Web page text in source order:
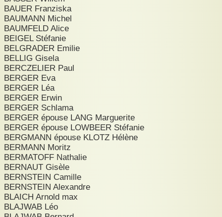
BAUER Franziska
BAUMANN Michel
BAUMFELD Alice
BEIGEL Stéfanie
BELGRADER Emilie
BELLIG Gisela
BERCZELIER Paul
BERGER Eva
BERGER Léa
BERGER Erwin
BERGER Schlama
BERGER épouse LANG Marguerite
BERGER épouse LOWBEER Stéfanie
BERGMANN épouse KLOTZ Hélène
BERMANN Moritz
BERMATOFF Nathalie
BERNAUT Gisèle
BERNSTEIN Camille
BERNSTEIN Alexandre
BLAICH Arnold max
BLAJWAB Léo